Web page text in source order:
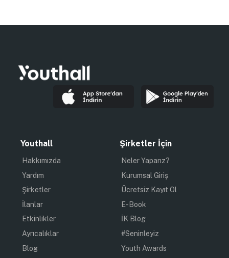
Youthall
Hakkımızda
Yardım
Şirketler
İlanlar
Etkinlikler
Ayrıcalıklar
Blog
Şirketler İçin
Neler Yaparız?
Kurumsal Giriş
Ücretsiz Kayıt Ol
E-Book
İK Blog
#Seninleyiz
Youth Awards